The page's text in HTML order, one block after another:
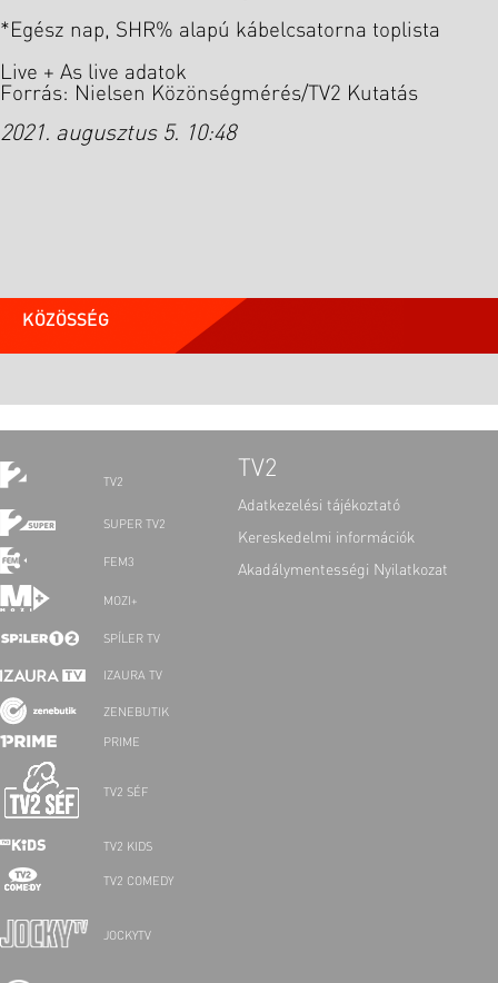
*Egész nap, SHR% alapú kábelcsatorna toplista
Live + As live adatok
Forrás: Nielsen Közönségmérés/TV2 Kutatás
2021. augusztus 5. 10:48
KÖZÖSSÉG
TV2
SUPER TV2
FEM3
MOZI+
SPÍLER TV
IZAURA TV
ZENEBUTIK
PRIME
TV2 SÉF
TV2 KIDS
TV2 COMEDY
JOCKYTV
TV2
Adatkezelési tájékoztató
Kereskedelmi információk
Akadálymentességi Nyilatkozat